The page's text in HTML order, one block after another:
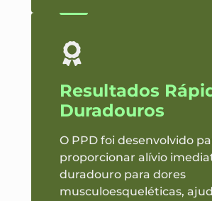
Resultados
Duradouros
O PPD foi desenvolvido
proporcionar alívio
duradouro para dores
musculoesqueléticas,